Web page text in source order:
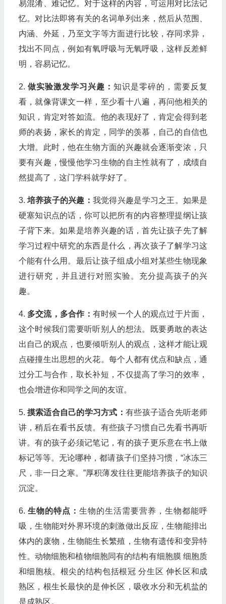
易混淆、难记忆。对于这样的内容，可运用对比法记
忆。对比法即将有关的名词单列出来，然后从范围、
内涵、外延，乃至文字等方面进行比较，存同求异，
找出不同点，例如有氧呼吸与无氧呼吸，这样反差鲜
明，容易记忆。
2. 做实验激发学习兴趣：知识是零碎的，需要反复
看，就像背课文一样，至少看十八遍，再问他相关的
知识，肯定对答如流。他的表现好了，肯定会得到老
师的表扬，家长的肯定，同学的羡慕，自己的自信也
大增。此时，他在生物方面的兴趣就会逐渐变浓，只
要有兴趣，慢慢他学习生物的自主性就有了，成绩自
然提高了，这门学科就学好了。
3. 培养孩子的兴趣： 我觉得兴趣是学习之王。如果是
硬塞知识点的话，你可以把所有的内容整理提纲让孩
子背下来。如果是培养兴趣的话，首先让孩子先了解
学习过程中研究的东西是什么，再次孩子了解学习这
个能有什么用。最后让孩子组成小组对某些生物现象
进行研究，并且进行对照实验。充分提高孩子的兴
趣。
4. 多交流，多合作： 有时候一个人的观点过于片面，
这个时候我们需要听听别人的想法。既要勇敢的表达
出自己的观点，也要倾听别人的观点，这样才能让观
点碰撞生出思想的火花。每个人都有优点和缺点，通
过分工与合作，取长补短，不仅提高了学习的效率，
也会增进你和同学之间的友谊。
5. 摸索适合自己的学习方式：有些孩子适合先听老师
讲，稍后在看书反馈。有些孩子习惯自己先看书再听
讲。有的孩子必须记笔记，有的孩子更乐意在书上做
标记等等。无论哪种，都请孩子们坚持习惯，“冰冻三
尺，非一日之寒。”厚积薄发往往更能培养孩子的知识
沉淀。
6. 生物的特点： 生物的生活需要营养，生物都能呼
吸，生物能对外界环境的刺激做出反应，生物能排出
体内的废物，生物能生长繁殖，生物有遗传和变异特
性。动物细胞和植物细胞同有的结构有细胞膜 细胞质
和细胞核。根尖的结构包括根冠 分生区 伸长区和成
熟区，根生长最快的是伸长区，吸收水分和无机盐的
是成熟区。